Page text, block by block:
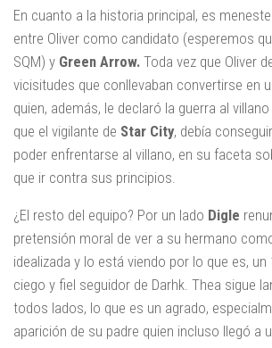
En cuanto a la historia principal, es
entre Oliver como candidato (esperemos
SQM) y Green Arrow. Toda vez que Oliver
vicisitudes que conllevaban convertirse en
quien, además, le declaró la guerra al
que el vigilante de Star City, debía
poder enfrentarse al villano, en su faceta
que ir contra sus principios.
¿El resto del equipo? Por un lado Digle
pretensión moral de ver a su hermano
idealizada y lo está viendo por lo que es, un
ciego y fiel seguidor de Darhk. Thea sigue
todos lados, lo que es un agrado,
aparición de su padre quien incluso llegó a